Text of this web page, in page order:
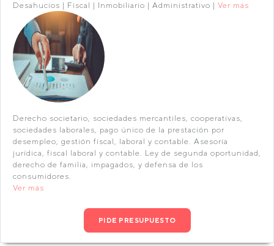
Desahucios | Fiscal | Inmobiliario | Administrativo | Ver más
Derecho societario, sociedades mercantiles, cooperativas,
sociedades laborales, pago único de la prestación por
desempleo, gestión fiscal, laboral y contable. Asesoría
jurídica, fiscal laboral y contable. Ley de segunda oportunidad,
derecho de familia, impagados, y defensa de los
consumidores.
Ver más
PIDE PRESUPUESTO